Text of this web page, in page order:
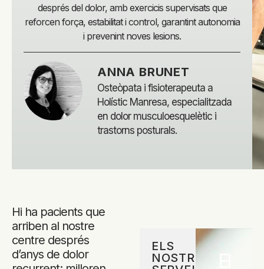
després del dolor, amb exercicis supervisats que
reforcen força, estabilitat i control, garantint autonomia
i prevenint noves lesions.
ANNA BRUNET
Osteòpata i fisioterapeuta a
Holístic Manresa, especialitzada
en dolor musculoesquelètic i
trastorns posturals.
Hi ha pacients que
arriben al nostre
centre després
d’anys de dolor
ELS
NOSTRES